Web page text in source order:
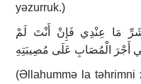
yəzurruk.)
مَا عِنْدِي فَإِنْ أَنْتَ لَمْ
أَجْرَ الْمُصَابِ عَلَى مُصِيبَتِهِ
(Əllahummə la təhrimni